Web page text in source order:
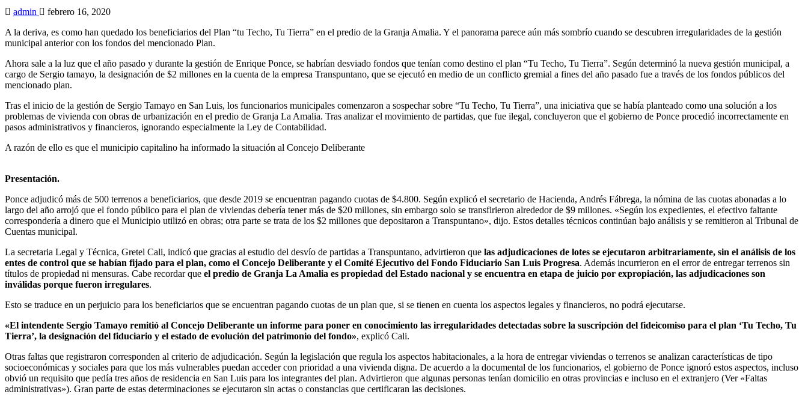
admin
febrero 16, 2020
A la deriva, es como han quedado los beneficiarios del Plan “tu Techo, Tu Tierra” en el predio de la Granja Amalia. Y el panorama parece aún más sombrío cuando se descubren irregularidades de la gestión
municipal anterior con los fondos del mencionado Plan.
Ahora sale a la luz que el año pasado y durante la gestión de Enrique Ponce, se habrían desviado fondos que tenían como destino el plan “Tu Techo, Tu Tierra”. Según determinó la nueva gestión municipal, a
cargo de Sergio tamayo, la designación de $2 millones en la cuenta de la empresa Transpuntano, que se ejecutó en medio de un conflicto gremial a fines del año pasado fue a través de los fondos públicos del
mencionado plan.
Tras el inicio de la gestión de Sergio Tamayo en San Luis, los funcionarios municipales comenzaron a sospechar sobre “Tu Techo, Tu Tierra”, una iniciativa que se había planteado como una solución a los
problemas de vivienda con obras de urbanización en el predio de Granja La Amalia. Tras analizar el movimiento de partidas, que fue ilegal, concluyeron que el gobierno de Ponce procedió incorrectamente en
pasos administrativos y financieros, ignorando especialmente la Ley de Contabilidad.
A razón de ello es que el municipio capitalino ha informado la situación al Concejo Deliberante
Presentación.
Ponce adjudicó más de 500 terrenos a beneficiarios, que desde 2019 se encuentran pagando cuotas de $4.800. Según explicó el secretario de Hacienda, Andrés Fábrega, la nómina de las cuotas abonadas a lo
largo del año arrojó que el fondo público para el plan de viviendas debería tener más de $20 millones, sin embargo solo se transfirieron alrededor de $9 millones. «Según los expedientes, el efectivo faltante
correspondería a dinero que el Municipio utilizó en obras; otra parte se trata de los $2 millones que depositaron a Transpuntano», dijo. Estos detalles técnicos continúan bajo análisis y se remitieron al Tribunal de
Cuentas municipal.
La secretaria Legal y Técnica, Gretel Cali, indicó que gracias al estudio del desvío de partidas a Transpuntano, advirtieron que las adjudicaciones de lotes se ejecutaron arbitrariamente, sin el análisis de los
entes de control que se habían fijado para el plan, como el Concejo Deliberante y el Comité Ejecutivo del Fondo Fiduciario San Luis Progresa. Además incurrieron en el error de entregar terrenos sin
títulos de propiedad ni mensuras. Cabe recordar que el predio de Granja La Amalia es propiedad del Estado nacional y se encuentra en etapa de juicio por expropiación, las adjudicaciones son
inválidas porque fueron irregulares.
Esto se traduce en un perjuicio para los beneficiarios que se encuentran pagando cuotas de un plan que, si se tienen en cuenta los aspectos legales y financieros, no podrá ejecutarse.
«El intendente Sergio Tamayo remitió al Concejo Deliberante un informe para poner en conocimiento las irregularidades detectadas sobre la suscripción del fideicomiso para el plan ‘Tu Techo, Tu
Tierra’, la designación del fiduciario y el estado de evolución del patrimonio del fondo», explicó Cali.
Otras faltas que registraron corresponden al criterio de adjudicación. Según la legislación que regula los aspectos habitacionales, a la hora de entregar viviendas o terrenos se analizan características de tipo
socioeconómicas y sociales para que los más vulnerables puedan acceder con prioridad a una vivienda digna. De acuerdo a la documental de los funcionarios, el gobierno de Ponce ignoró estos aspectos, incluso
obvió un requisito que pedía tres años de residencia en San Luis para los integrantes del plan. Advirtieron que algunas personas tenían domicilio en otras provincias e incluso en el extranjero (Ver «Faltas
administrativas»). Gran parte de estas determinaciones se ejecutaron sin actas o constancias que certificaran las decisiones.